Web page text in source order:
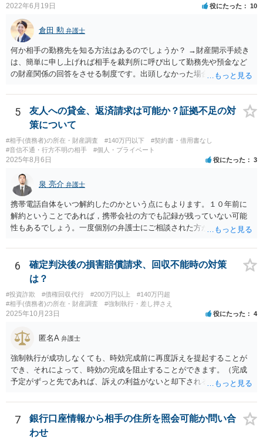
2022年6月19日 役にたった 10
倉田 勲 弁護士
何か相手の勤務先を知る方法はあるのでしょうか？ →財産開示手続き
は、簡単に申し上げれば相手を裁判所に呼び出して勤務先や預金など
の財産関係の回答をさせる制度です。出頭しなかった場合や虚偽の回
で相手を呼び出して回答させることで勤務先を知ることができます。
財産開示手続きは確定判決があれば可能ですので、ご指摘のような請
求権がなければ利用できない制度というわけではありません。そのよ
というものです。
5
友人への貸金、返済請求は可能か？証拠不足の対
策について
#相手(債務者)の所在・財産調査 #140万円以下
#契約書・借用書なし
#音信不通・行方不明の相手
#個人・プライベート
2025年8月6日 役にたった 3
泉 亮介 弁護士
携帯電話自体をいつ解約したのかという点にもよります。１０年前に
解約ということであれば，携帯会社の方でも記録が残っていない可能
性もあるでしょう。一度個別の弁護士にご相談された方が良いかと思
6
確定判決後の損害賠償請求、回収不能時の対策
は？
#投資詐欺 #債権回収代行 #200万円以上
#140万円超
#相手(債務者)の所在・財産調査
#強制執行・差し押さえ
2025年10月23日 役にたった 4
匿名A 弁護士
強制執行が成功しなくても、時効完成前に再度訴えを提起することが
でき、それによって、時効の完成を阻止することができます。（完成
予定がずっと先であれば、訴えの利益がないと却下されるので、その
になります。 手間であったり、忘れたり、諦めたりで情報が出回らな
いだけです。
7
銀行口座情報から相手の住所を照会可能か問い合
わせ